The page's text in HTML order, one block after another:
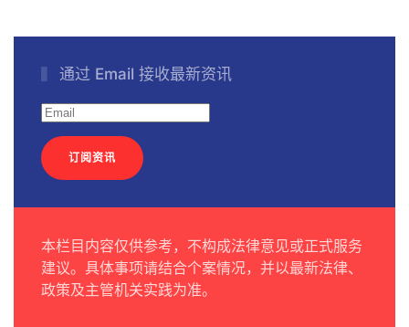
通过 Email 接收最新资讯
订阅资讯
本栏目内容仅供参考，不构成法律意见或正式服务
建议。具体事项请结合个案情况，并以最新法律、
政策及主管机关实践为准。